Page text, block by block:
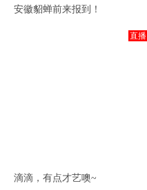
安徽貂蝉前来报到！
直播
滴滴，有点才艺噢~